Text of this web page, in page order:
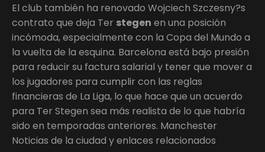
El club también ha renovado Wojciech Szczesny?s
contrato que deja Ter stegen en una posición
incómoda, especialmente con la Copa del Mundo a
la vuelta de la esquina. Barcelona está bajo presión
para reducir su factura salarial y tener que mover a
los jugadores para cumplir con las reglas
financieras de La Liga, lo que hace que un acuerdo
para Ter Stegen sea más realista de lo que habría
sido en temporadas anteriores. Manchester
Noticias de la ciudad y enlaces relacionados